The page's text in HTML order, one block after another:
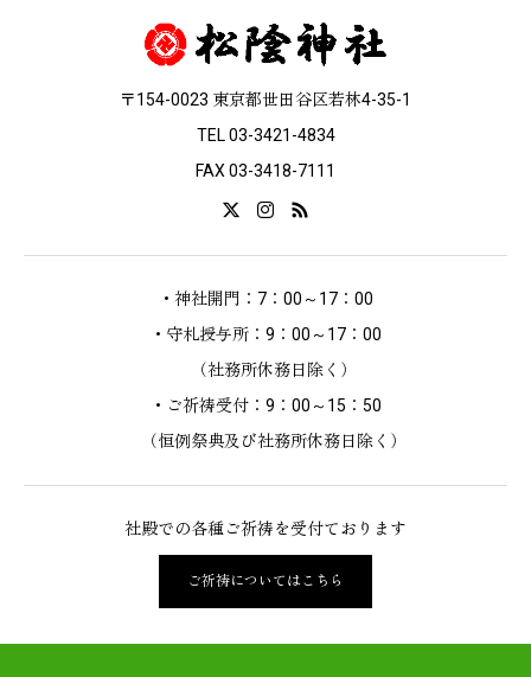
〒154-0023 東京都世田谷区若林4-35-1
TEL 03-3421-4834
FAX 03-3418-7111
・神社開門：7：00～17：00
・守札授与所：9：00～17：00
（社務所休務日除く）
・ご祈祷受付：9：00～15：50
（恒例祭典及び社務所休務日除く）
社殿での各種ご祈祷を受付ております
ご祈祷についてはこちら